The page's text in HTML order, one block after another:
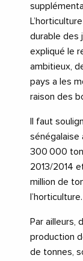
durable des
expliqué le
ambitieux,
pays a les
raison des
Il faut
sénégalaise
300 000
2013/2014
million de
l’horticulture.
Par ailleurs,
production
de tonnes,